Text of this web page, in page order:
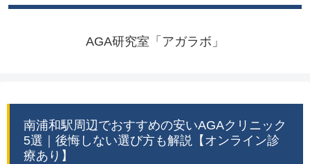
AGA研究室「アガラボ」
南浦和駅周辺でおすすめの安いAGAクリニック
5選｜後悔しない選び方も解説【オンライン診
療あり】